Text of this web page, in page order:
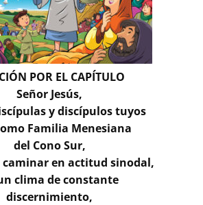
POR EL CAPÍTULO
Señor Jesús,
y discípulos tuyos
Familia Menesiana
del Cono Sur,
caminar en actitud sinodal,
clima de constante
discernimiento,